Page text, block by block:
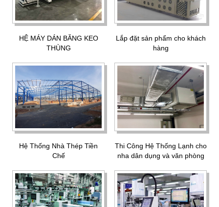
HỆ MÁY DÁN BĂNG KEO
THÙNG
Lắp đặt sản phẩm cho khách
hàng
Hệ Thống Nhà Thép Tiền
Chế
Thi Công Hệ Thống Lạnh cho
nha dân dụng và văn phòng